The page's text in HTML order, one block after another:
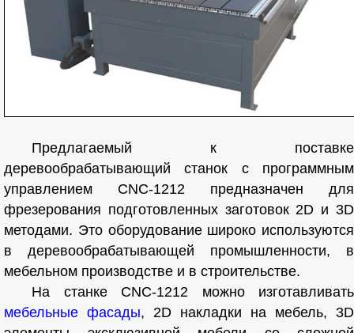
Предлагаемый к поставке
деревообрабатывающий станок с программным
управлением CNC-1212 предназначен для
фрезерования подготовленных заготовок 2D и 3D
методами. Это оборудование широко используются
в деревообрабатывающей промышленности, в
мебельном производстве и в строительстве.
На станке CNC-1212 можно изготавливать
мебельные фасады, 2D накладки на мебель, 3D